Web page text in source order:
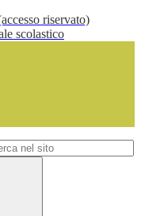
riservato)
scolastico